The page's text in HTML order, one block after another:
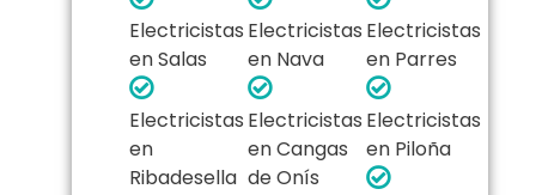
Electricistas
en Salas
Electricistas
en Nava
Electricistas
en Parres
Electricistas
en
Ribadesella
Electricistas
en Cangas
de Onís
Electricistas
en Piloña